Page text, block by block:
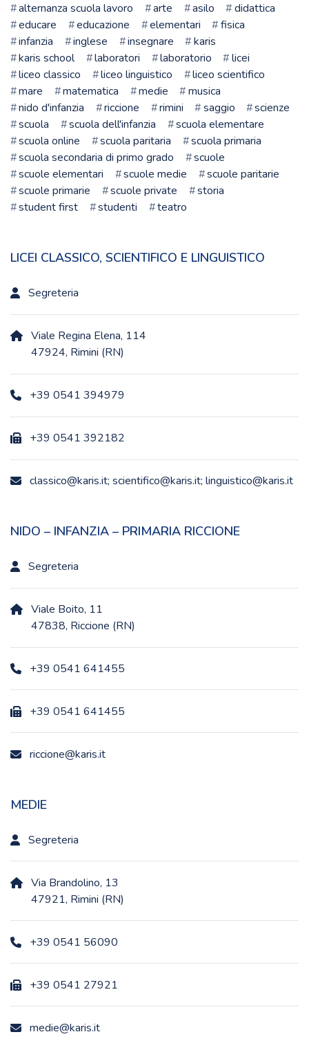
alternanza scuola lavoro arte asilo
didattica
educare
educazione elementari
fisica
infanzia
inglese insegnare
karis
karis school
laboratori laboratorio
licei
liceo classico
liceo linguistico
liceo scientifico
mare
matematica medie
musica
nido d'infanzia
riccione rimini saggio
scienze
scuola
scuola dell'infanzia
scuola elementare
scuola online
scuola paritaria
scuola primaria
scuola secondaria di primo grado
scuole
scuole elementari
scuole medie
scuole paritarie
scuole primarie
scuole private
storia
student first
studenti teatro
LICEI CLASSICO, SCIENTIFICO E LINGUISTICO
Segreteria
Viale Regina Elena, 114
47924, Rimini (RN)
+39 0541 394979
+39 0541 392182
classico@karis.it; scientifico@karis.it; linguistico@karis.it
NIDO – INFANZIA – PRIMARIA RICCIONE
Segreteria
Viale Boito, 11
47838, Riccione (RN)
+39 0541 641455
+39 0541 641455
riccione@karis.it
MEDIE
Segreteria
Via Brandolino, 13
47921, Rimini (RN)
+39 0541 56090
+39 0541 27921
medie@karis.it